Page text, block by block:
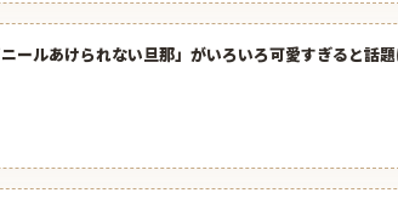
ールあけられない旦那」がいろいろ可愛すぎると話題